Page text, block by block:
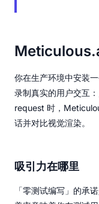
你在生产环境中安装
录制真实的用户交互
request 时，
话并对比视觉渲染。
吸引力在哪里
「零测试编写」的承